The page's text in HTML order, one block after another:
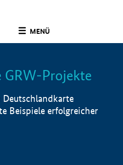
MENÜ
Info
GRW-Projekte
Beispiele erfolgreicher